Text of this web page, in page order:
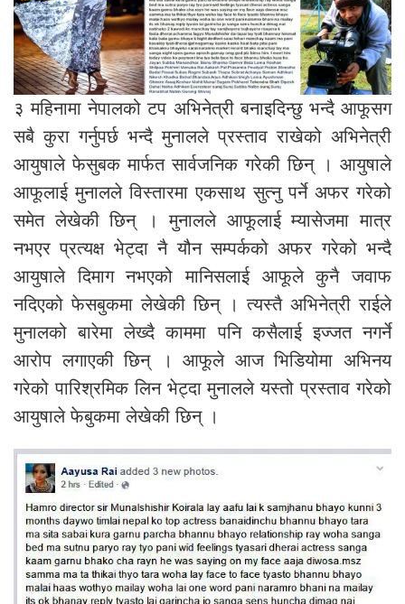
३ महिनामा नेपालको टप अभिनेत्री बनाइदिन्छु भन्दै आफूसग
सबै कुरा गर्नुपर्छ भन्दै मुनालले प्रस्ताव राखेको अभिनेत्री
आयुषाले फेसुबक मार्फत सार्वजनिक गरेकी छिन् । आयुषाले
आफूलाई मुनालले विस्तारमा एकसाथ सुत्नु पर्ने अफर गरेको
समेत लेखेकी छिन् । मुनालले आफूलाई म्यासेजमा मात्र
नभएर प्रत्यक्ष भेट्दा नै यौन सम्पर्कको अफर गरेको भन्दै
आयुषाले दिमाग नभएको मानिसलाई आफूले कुनै जवाफ
नदिएको फेसबुकमा लेखेकी छिन् । त्यस्तै अभिनेत्री राईले
मुनालको बारेमा लेख्दै काममा पनि कसैलाई इज्जत नगर्ने
आरोप लगाएकी छिन् । आफूले आज भिडियोमा अभिनय
गरेको पारिश्रमिक लिन भेट्दा मुनालले यस्तो प्रस्ताव गरेको
आयुषाले फेबुकमा लेखेकी छिन् ।